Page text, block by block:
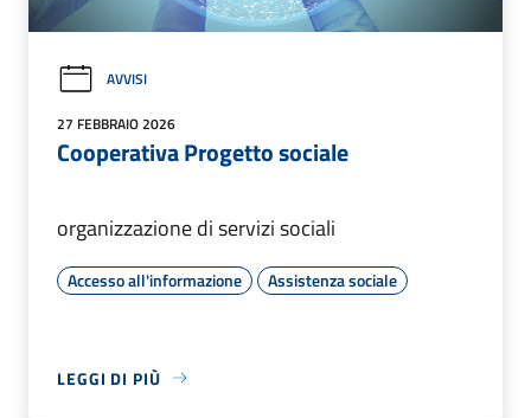
AVVISI
27 FEBBRAIO 2026
Cooperativa Progetto sociale
organizzazione di servizi sociali
Accesso all'informazione Assistenza sociale
LEGGI DI PIÙ